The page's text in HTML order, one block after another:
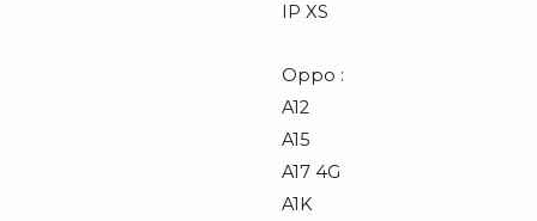
IP XS
Oppo :
A12
A15
A17 4G
A1K